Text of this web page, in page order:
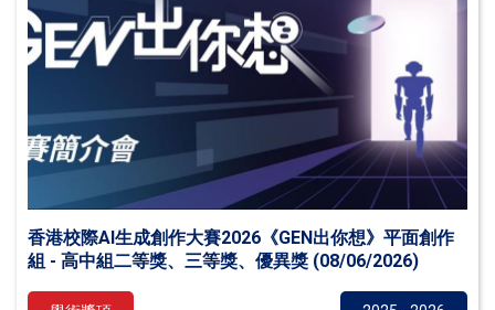
香港校際AI生成創作大賽2026《GEN出你想》平面創作
組 - 高中組二等獎、三等獎、優異獎 (08/06/2026)